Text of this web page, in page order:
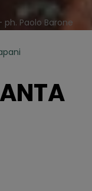
Paolo Barone